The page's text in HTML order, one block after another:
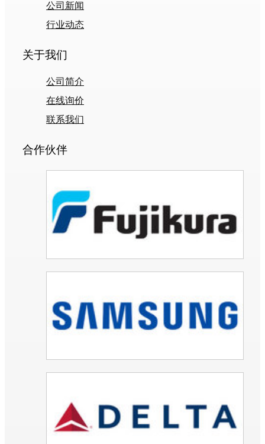
公司新闻
行业动态
关于我们
公司简介
在线询价
联系我们
合作伙伴